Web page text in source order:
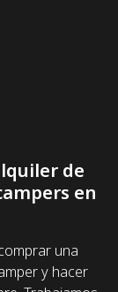
de
en
una
y hacer